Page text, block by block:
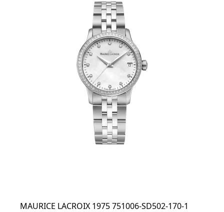
MAURICE LACROIX 1975 751006-SD502-170-1